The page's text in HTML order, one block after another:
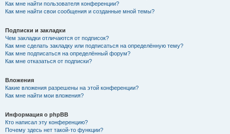
Как мне найти пользователя конференции?
Как мне найти свои сообщения и созданные мной темы?
Подписки и закладки
Чем закладки отличаются от подписок?
Как мне сделать закладку или подписаться на определённую тему?
Как мне подписаться на определённый форум?
Как мне отказаться от подписки?
Вложения
Какие вложения разрешены на этой конференции?
Как мне найти мои вложения?
Информация о phpBB
Кто написал эту конференцию?
Почему здесь нет такой-то функции?